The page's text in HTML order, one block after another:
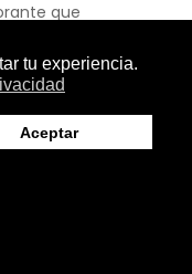
que
corporal debido